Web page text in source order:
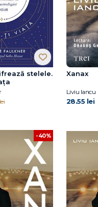
stelele.
Xanax
Liviu Iancu
28.55 lei
-40%